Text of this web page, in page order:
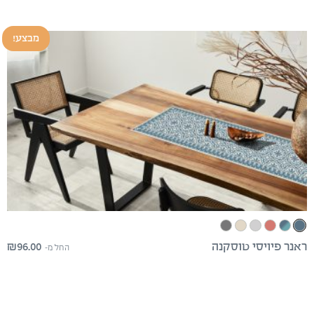
מבצע!
ראנר פיויסי טוסקנה החל מ- ₪96.00